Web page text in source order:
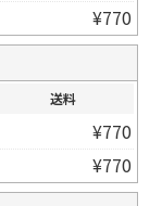
¥770
送料
¥770
¥770